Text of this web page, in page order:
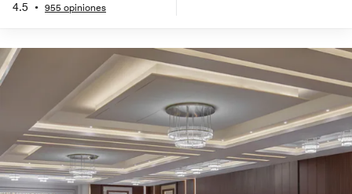
4.5 • 955 opiniones